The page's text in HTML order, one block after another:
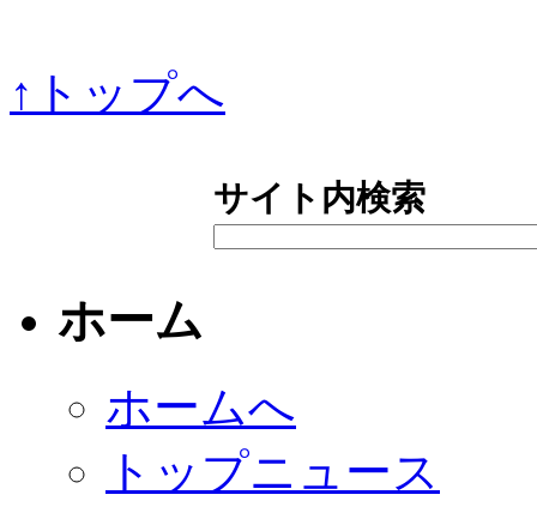
↑トップへ
サイト内検索
ホーム
ホームへ
トップニュース